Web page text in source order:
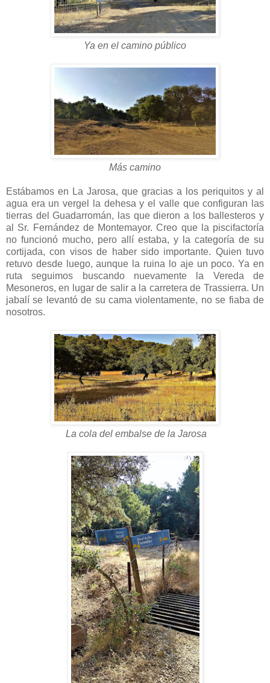
Ya en el camino público
Más camino
Estábamos en La Jarosa, que gracias a los periquitos y al
agua era un vergel la dehesa y el valle que configuran las
tierras del Guadarromán, las que dieron a los ballesteros y
al Sr. Fernández de Montemayor. Creo que la piscifactoría
no funcionó mucho, pero allí estaba, y la categoría de su
cortijada, con visos de haber sido importante. Quien tuvo
retuvo desde luego, aunque la ruina lo aje un poco. Ya en
ruta seguimos buscando nuevamente la Vereda de
Mesoneros, en lugar de salir a la carretera de Trassierra. Un
jabalí se levantó de su cama violentamente, no se fiaba de
nosotros.
La cola del embalse de la Jarosa